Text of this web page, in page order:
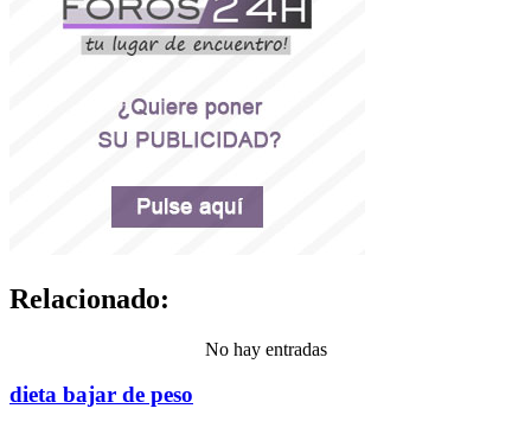
Relacionado:
No hay entradas
dieta bajar de peso